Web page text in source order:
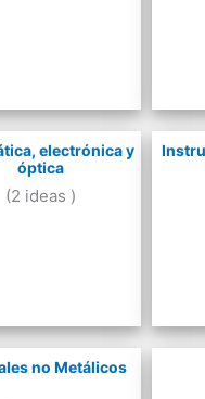
electrónica y
óptica
(2 ideas )
no Metálicos